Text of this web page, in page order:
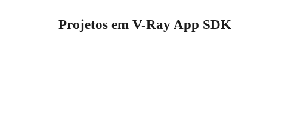
Projetos em V-Ray App SDK